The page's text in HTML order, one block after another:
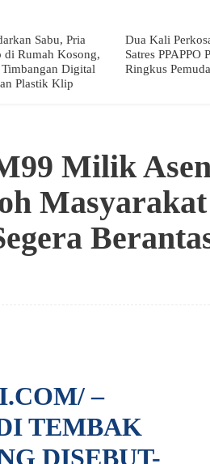
Sabu, Pria
di Rumah Kosong,
Digital
Plastik Klip
Dua Kali
Satres PPAPPO
Ringkus Pemuda
Milik
Masyarakat
–
TEMBAK
DISEBUT-